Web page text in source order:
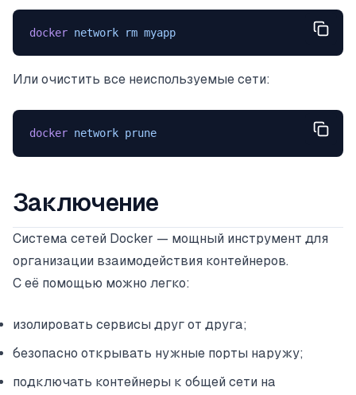
docker network rm myapp
Или очистить все неиспользуемые сети:
docker network prune
Заключение
Система сетей Docker — мощный инструмент для
организации взаимодействия контейнеров.
С её помощью можно легко:
изолировать сервисы друг от друга;
безопасно открывать нужные порты наружу;
подключать контейнеры к общей сети на